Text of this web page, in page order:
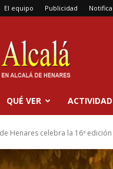
El equipo Publicidad
QUÉ VER
Henares celebra la 16ª edición